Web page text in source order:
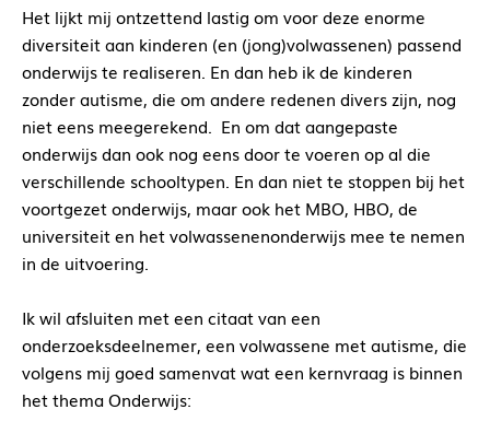
Het lijkt mij ontzettend lastig om voor deze enorme
diversiteit aan kinderen (en (jong)volwassenen) passend
onderwijs te realiseren. En dan heb ik de kinderen
zonder autisme, die om andere redenen divers zijn, nog
niet eens meegerekend. En om dat aangepaste
onderwijs dan ook nog eens door te voeren op al die
verschillende schooltypen. En dan niet te stoppen bij het
voortgezet onderwijs, maar ook het MBO, HBO, de
universiteit en het volwassenenonderwijs mee te nemen
in de uitvoering.
Ik wil afsluiten met een citaat van een
onderzoeksdeelnemer, een volwassene met autisme, die
volgens mij goed samenvat wat een kernvraag is binnen
het thema Onderwijs: